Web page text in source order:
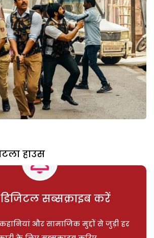
हाउस
डिजिटल सब्सक्राइब करें
और सामाजिक मुद्दों से जुड़ी हर